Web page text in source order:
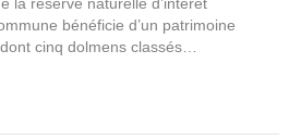
bénéficie d’un patrimoine
cinq dolmens classés…